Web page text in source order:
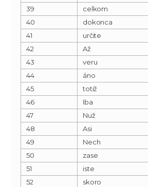
39
celkom
40
dokonca
41
určite
42
Až
43
veru
44
áno
45
totiž
46
Iba
47
Nuž
48
Asi
49
Nech
50
zase
51
iste
52
skoro